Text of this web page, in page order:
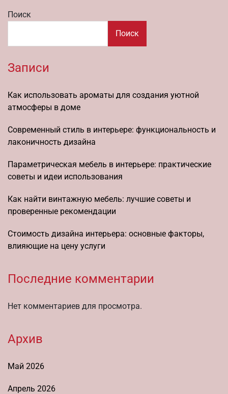
Поиск
Поиск
Записи
Как использовать ароматы для создания уютной
атмосферы в доме
Современный стиль в интерьере: функциональность и
лаконичность дизайна
Параметрическая мебель в интерьере: практические
советы и идеи использования
Как найти винтажную мебель: лучшие советы и
проверенные рекомендации
Стоимость дизайна интерьера: основные факторы,
влияющие на цену услуги
Последние комментарии
Нет комментариев для просмотра.
Архив
Май 2026
Апрель 2026